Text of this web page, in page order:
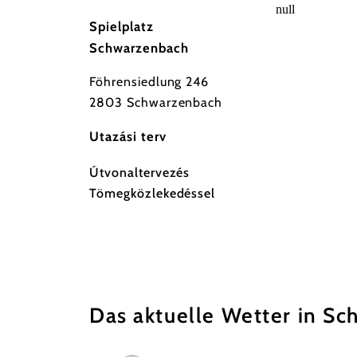
Spielplatz
Schwarzenbach
Föhrensiedlung 246
2803 Schwarzenbach
Utazási terv
Útvonaltervezés
Tömegközlekedéssel
null
Das aktuelle Wetter in